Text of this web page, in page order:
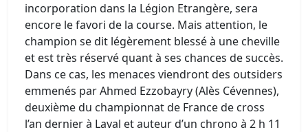
incorporation dans la Légion Etrangère, sera
encore le favori de la course. Mais attention, le
champion se dit légèrement blessé à une cheville
et est très réservé quant à ses chances de succès.
Dans ce cas, les menaces viendront des outsiders
emmenés par Ahmed Ezzobayry (Alès Cévennes),
deuxième du championnat de France de cross
l’an dernier à Laval et auteur d’un chrono à 2 h 11